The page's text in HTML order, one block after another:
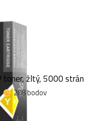
toner, žltý, 5000 strán
208 bodov